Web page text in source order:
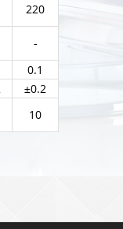
220
-
0.1
±0.2
10